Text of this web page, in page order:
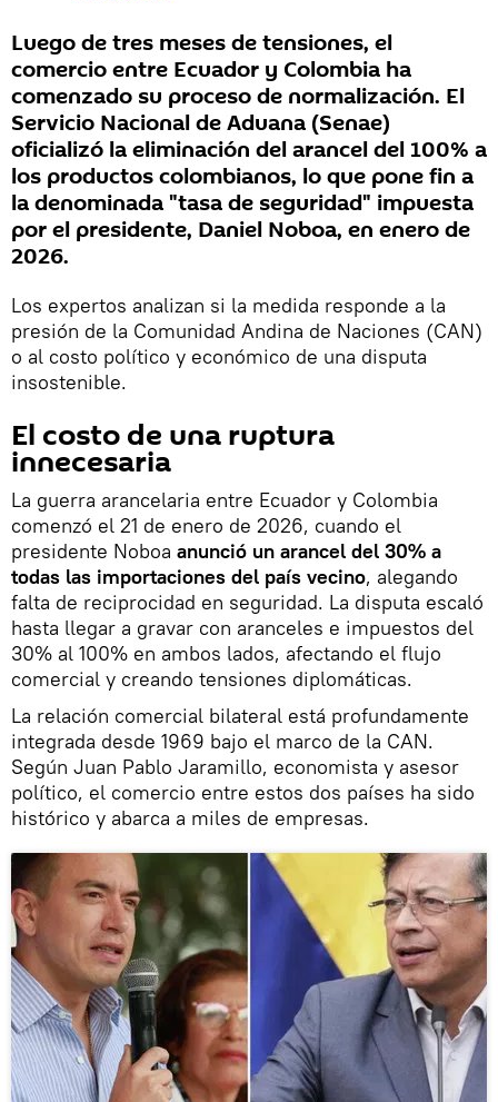
Luego de tres meses de tensiones, el
comercio entre Ecuador y Colombia ha
comenzado su proceso de normalización. El
Servicio Nacional de Aduana (Senae)
oficializó la eliminación del arancel del 100% a
los productos colombianos, lo que pone fin a
la denominada "tasa de seguridad" impuesta
por el presidente, Daniel Noboa, en enero de
2026.
Los expertos analizan si la medida responde a la
presión de la Comunidad Andina de Naciones (CAN)
o al costo político y económico de una disputa
insostenible.
El costo de una ruptura
innecesaria
La guerra arancelaria entre Ecuador y Colombia
comenzó el 21 de enero de 2026, cuando el
presidente Noboa anunció un arancel del 30% a
todas las importaciones del país vecino, alegando
falta de reciprocidad en seguridad. La disputa escaló
hasta llegar a gravar con aranceles e impuestos del
30% al 100% en ambos lados, afectando el flujo
comercial y creando tensiones diplomáticas.
La relación comercial bilateral está profundamente
integrada desde 1969 bajo el marco de la CAN.
Según Juan Pablo Jaramillo, economista y asesor
político, el comercio entre estos dos países ha sido
histórico y abarca a miles de empresas.